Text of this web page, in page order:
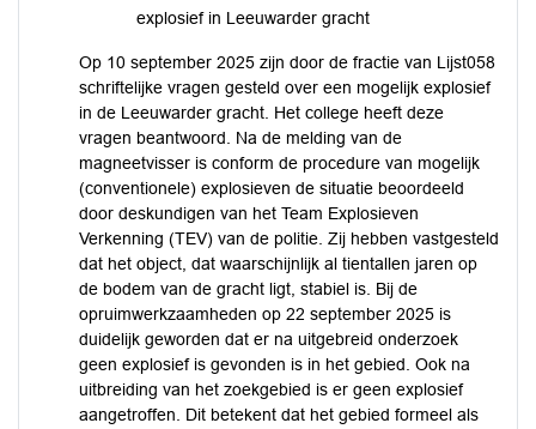
explosief in Leeuwarder gracht
Op 10 september 2025 zijn door de fractie van Lijst058
schriftelijke vragen gesteld over een mogelijk explosief
in de Leeuwarder gracht. Het college heeft deze
vragen beantwoord. Na de melding van de
magneetvisser is conform de procedure van mogelijk
(conventionele) explosieven de situatie beoordeeld
door deskundigen van het Team Explosieven
Verkenning (TEV) van de politie. Zij hebben vastgesteld
dat het object, dat waarschijnlijk al tientallen jaren op
de bodem van de gracht ligt, stabiel is. Bij de
opruimwerkzaamheden op 22 september 2025 is
duidelijk geworden dat er na uitgebreid onderzoek
geen explosief is gevonden is in het gebied. Ook na
uitbreiding van het zoekgebied is er geen explosief
aangetroffen. Dit betekent dat het gebied formeel als